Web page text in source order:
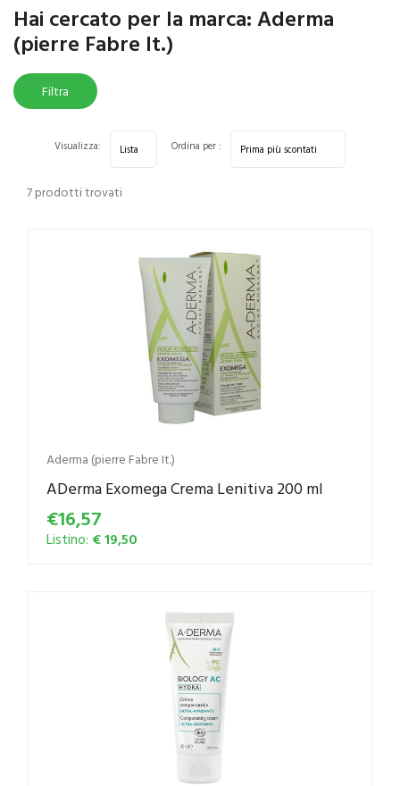
Home Marche parafarmaci Aderma (pierre Fabre It.)
Hai cercato per la marca: Aderma
(pierre Fabre It.)
Filtra
7 prodotti trovati
Visualizza: Ordina per :
Aderma (pierre Fabre It.)
ADerma Exomega Crema Lenitiva 200 ml
€16,57
Listino: € 19,50